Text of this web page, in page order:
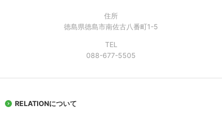
住所
徳島県徳島市南佐古八番町1-5
TEL
088-677-5505
RELATIONについて